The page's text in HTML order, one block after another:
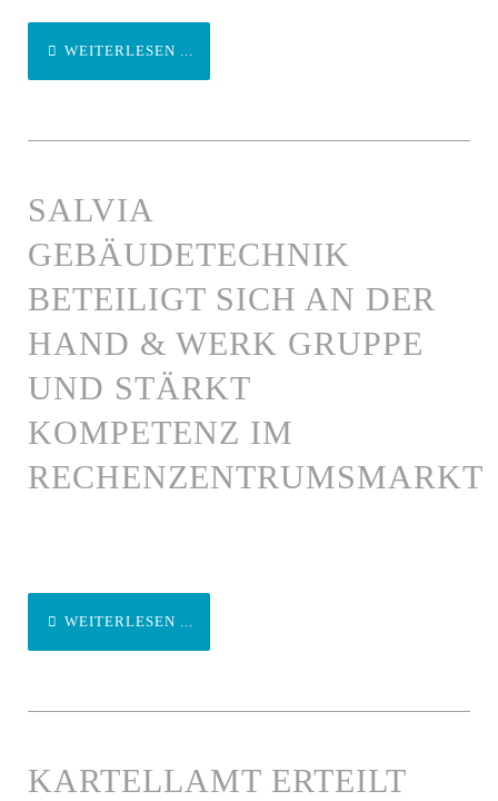
WEITERLESEN ...
SALVIA
GEBÄUDETECHNIK
BETEILIGT SICH AN DER
HAND & WERK GRUPPE
UND STÄRKT
KOMPETENZ IM
RECHENZENTRUMSMARKT
WEITERLESEN ...
KARTELLAMT ERTEILT